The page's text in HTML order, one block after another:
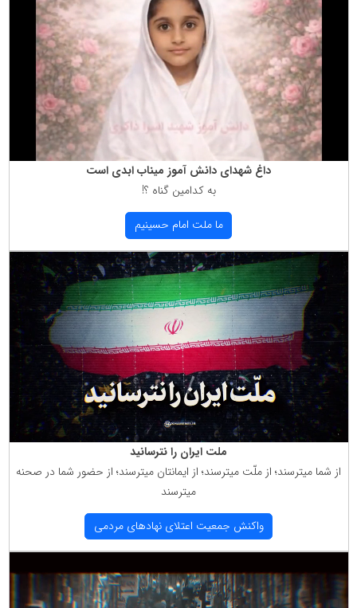
داغ شهدای دانش آموز میناب ابدی است
به كدامین گناه ؟!
ما ملت امام حسینیم
ملت ایران را نترسانید
از شما میترسند؛ از ملّت میترسند؛ از ایمانتان میترسند؛ از حضور شما در صحنه
میترسند
واكنش جمعیت اعتلای نهادهای مردمی